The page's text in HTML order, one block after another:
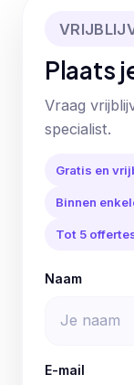
Plaats
Vraag
specialist.
Gratis en
Binnen
Tot 5
Naam
E-mail